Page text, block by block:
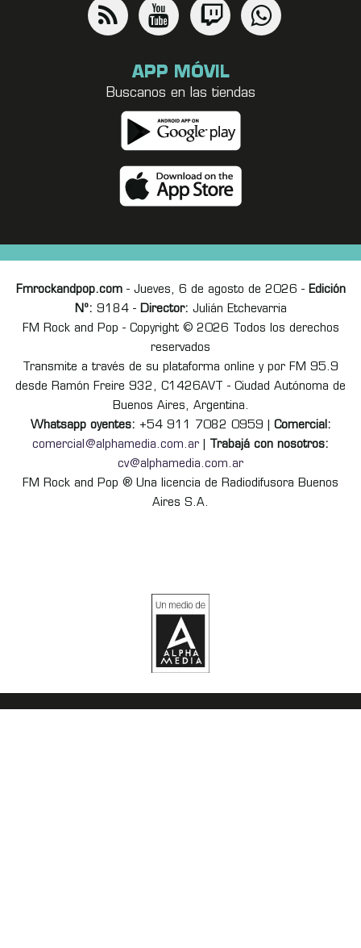
APP MÓVIL
Buscanos en las tiendas
Fmrockandpop.com- Jueves, 6 de agosto de 2026 - Edición
Nº: 9184 - Director: Julián Etchevarria
FM Rock and Pop - Copyright © 2026 Todos los derechos
reservados
Transmite a través de su plataforma online y por FM 95.9
desde Ramón Freire 932, C1426AVT - Ciudad Autónoma de
Buenos Aires, Argentina.
Whatsapp oyentes: +54 911 7082 0959 | Comercial:
comercial@alphamedia.com.ar
Trabajá con nosotros:
cv@alphamedia.com.ar
FM Rock and Pop ® Una licencia de Radiodifusora Buenos
Aires S.A.